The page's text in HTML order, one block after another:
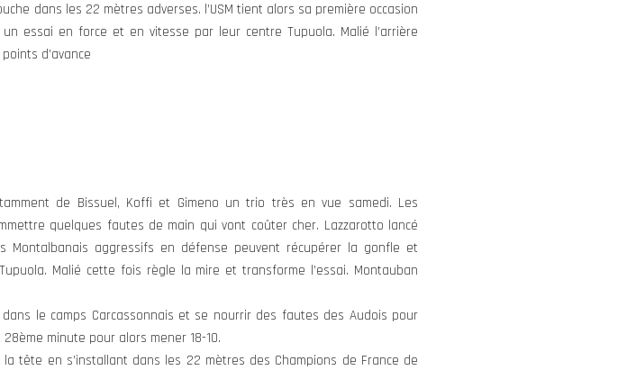
dans les 22 mètres adverses. l’USM tient alors sa première occasion
essai en force et en vitesse par leur centre Tupuola. Malié l’arrière
d’avance
de Bissuel, Koffi et Gimeno un trio très en vue samedi. Les
quelques fautes de main qui vont coûter cher. Lazzarotto lancé
aggressifs en défense peuvent récupérer la gonfle et
Malié cette fois règle la mire et transforme l’essai. Montauban
le camps Carcassonnais et se nourrir des fautes des Audois pour
minute pour alors mener 18-10.
tête en s’installant dans les 22 mètres des Champions de France de